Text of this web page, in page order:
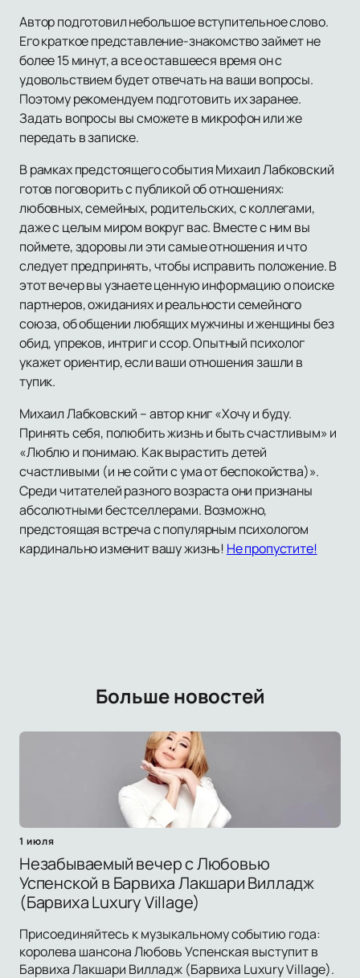
Автор подготовил небольшое вступительное слово.
Его краткое представление-знакомство займет не
более 15 минут, а все оставшееся время он с
удовольствием будет отвечать на ваши вопросы.
Поэтому рекомендуем подготовить их заранее.
Задать вопросы вы сможете в микрофон или же
передать в записке.
В рамках предстоящего события Михаил Лабковский
готов поговорить с публикой об отношениях:
любовных, семейных, родительских, с коллегами,
даже с целым миром вокруг вас. Вместе с ним вы
поймете, здоровы ли эти самые отношения и что
следует предпринять, чтобы исправить положение. В
этот вечер вы узнаете ценную информацию о поиске
партнеров, ожиданиях и реальности семейного
союза, об общении любящих мужчины и женщины без
обид, упреков, интриг и ссор. Опытный психолог
укажет ориентир, если ваши отношения зашли в
тупик.
Михаил Лабковский – автор книг «Хочу и буду.
Принять себя, полюбить жизнь и быть счастливым» и
«Люблю и понимаю. Как вырастить детей
счастливыми (и не сойти с ума от беспокойства)».
Среди читателей разного возраста они признаны
абсолютными бестселлерами. Возможно,
предстоящая встреча с популярным психологом
кардинально изменит вашу жизнь! Не пропустите!
Больше новостей
1 июля
Незабываемый вечер с Любовью
Успенской в Барвиха Лакшари Вилладж
(Барвиха Luxury Village)
Присоединяйтесь к музыкальному событию года:
королева шансона Любовь Успенская выступит в
Барвиха Лакшари Вилладж (Барвиха Luxury Village).